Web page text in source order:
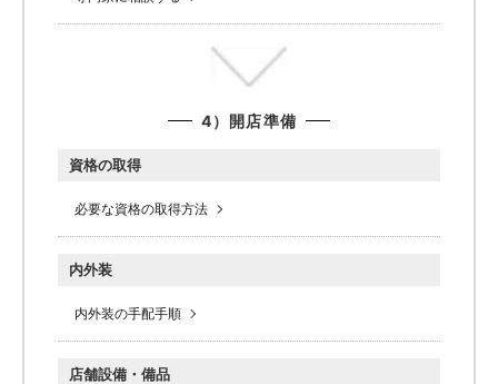
4）開店準備
資格の取得
必要な資格の取得方法
内外装
内外装の手配手順
店舗設備・備品